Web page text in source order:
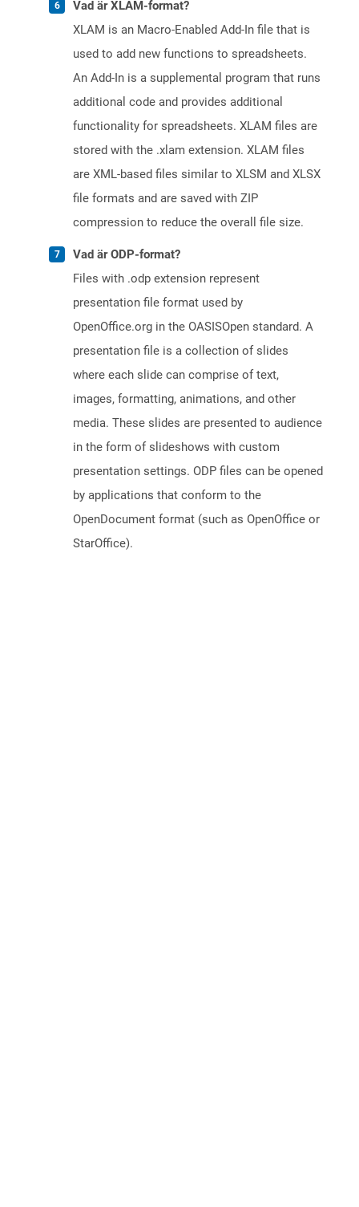
Vad är XLAM-format?
XLAM is an Macro-Enabled Add-In file that is
used to add new functions to spreadsheets.
An Add-In is a supplemental program that runs
additional code and provides additional
functionality for spreadsheets. XLAM files are
stored with the .xlam extension. XLAM files
are XML-based files similar to XLSM and XLSX
file formats and are saved with ZIP
compression to reduce the overall file size.
Vad är ODP-format?
Files with .odp extension represent
presentation file format used by
OpenOffice.org in the OASISOpen standard. A
presentation file is a collection of slides
where each slide can comprise of text,
images, formatting, animations, and other
media. These slides are presented to audience
in the form of slideshows with custom
presentation settings. ODP files can be opened
by applications that conform to the
OpenDocument format (such as OpenOffice or
StarOffice).